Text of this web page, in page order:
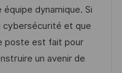
dynamique. Si
cybersécurité et que
poste est fait pour
un avenir de